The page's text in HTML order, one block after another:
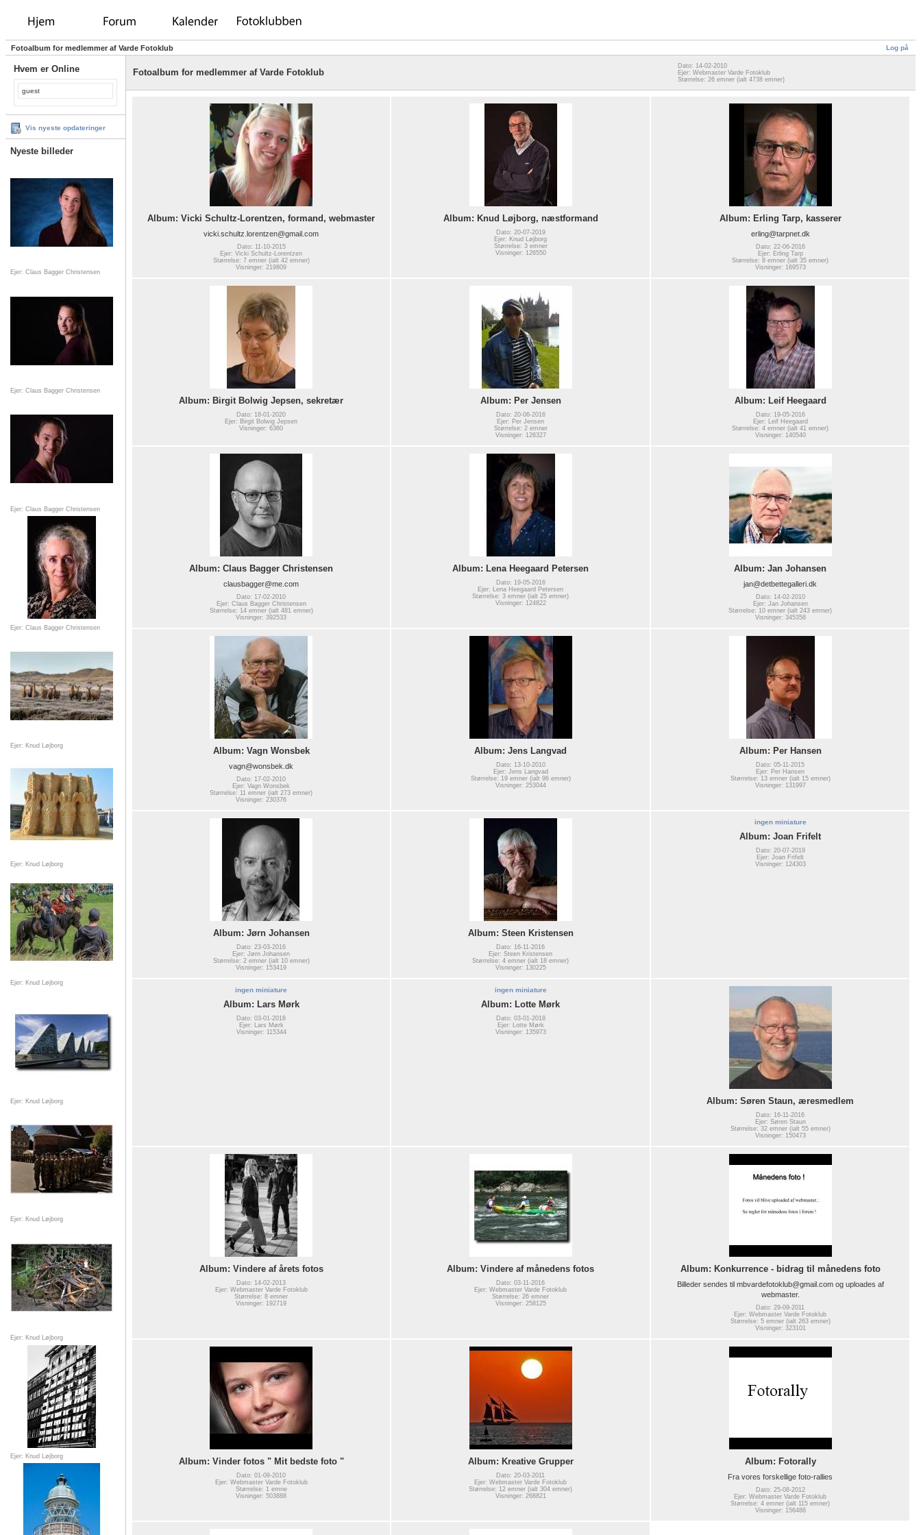
Log på
Fotoalbum for medlemmer af Varde Fotoklub
Hvem er Online
guest
Vis nyeste opdateringer
Nyeste billeder
Ejer: Claus Bagger Christensen
Ejer: Claus Bagger Christensen
Ejer: Claus Bagger Christensen
Ejer: Claus Bagger Christensen
Ejer: Knud Løjborg
Ejer: Knud Løjborg
Ejer: Knud Løjborg
Ejer: Knud Løjborg
Ejer: Knud Løjborg
Ejer: Knud Løjborg
Ejer: Knud Løjborg
Fotoalbum for medlemmer af Varde Fotoklub
Dato: 14-02-2010
Ejer: Webmaster Varde Fotoklub
Størrelse: 26 emner (ialt 4738 emner)
Album: Vicki Schultz-Lorentzen, formand, webmaster
vicki.schultz.lorentzen@gmail.com
Dato: 11-10-2015
Ejer: Vicki Schultz-Lorentzen
Størrelse: 7 emner (ialt 42 emner)
Visninger: 219809
Album: Knud Løjborg, næstformand
Dato: 20-07-2019
Ejer: Knud Løjborg
Størrelse: 3 emner
Visninger: 126550
Album: Erling Tarp, kasserer
erling@tarpnet.dk
Dato: 22-06-2016
Ejer: Erling Tarp
Størrelse: 8 emner (ialt 35 emner)
Visninger: 169573
Album: Birgit Bolwig Jepsen, sekretær
Dato: 18-01-2020
Ejer: Birgit Bolwig Jepsen
Visninger: 6360
Album: Per Jensen
Dato: 20-06-2016
Ejer: Per Jensen
Størrelse: 2 emner
Visninger: 126327
Album: Leif Heegaard
Dato: 19-05-2016
Ejer: Leif Heegaard
Størrelse: 4 emner (ialt 41 emner)
Visninger: 140540
Album: Claus Bagger Christensen
clausbagger@me.com
Dato: 17-02-2010
Ejer: Claus Bagger Christensen
Størrelse: 14 emner (ialt 481 emner)
Visninger: 392533
Album: Lena Heegaard Petersen
Dato: 19-05-2016
Ejer: Lena Heegaard Petersen
Størrelse: 3 emner (ialt 25 emner)
Visninger: 124822
Album: Jan Johansen
jan@detbettegalleri.dk
Dato: 14-02-2010
Ejer: Jan Johansen
Størrelse: 10 emner (ialt 243 emner)
Visninger: 345358
Album: Vagn Wonsbek
vagn@wonsbek.dk
Dato: 17-02-2010
Ejer: Vagn Wonsbek
Størrelse: 11 emner (ialt 273 emner)
Visninger: 230376
Album: Jens Langvad
Dato: 13-10-2010
Ejer: Jens Langvad
Størrelse: 19 emner (ialt 96 emner)
Visninger: 253044
Album: Per Hansen
Dato: 05-11-2015
Ejer: Per Hansen
Størrelse: 13 emner (ialt 15 emner)
Visninger: 131997
Album: Jørn Johansen
Dato: 23-03-2016
Ejer: Jørn Johansen
Størrelse: 2 emner (ialt 10 emner)
Visninger: 153419
Album: Steen Kristensen
Dato: 16-11-2016
Ejer: Steen Kristensen
Størrelse: 4 emner (ialt 18 emner)
Visninger: 130225
ingen miniature
Album: Joan Frifelt
Dato: 20-07-2019
Ejer: Joan Frifelt
Visninger: 124303
ingen miniature
Album: Lars Mørk
Dato: 03-01-2018
Ejer: Lars Mørk
Visninger: 115344
ingen miniature
Album: Lotte Mørk
Dato: 03-01-2018
Ejer: Lotte Mørk
Visninger: 135973
Album: Søren Staun, æresmedlem
Dato: 16-11-2016
Ejer: Søren Staun
Størrelse: 32 emner (ialt 55 emner)
Visninger: 150473
Album: Vindere af årets fotos
Dato: 14-02-2013
Ejer: Webmaster Varde Fotoklub
Størrelse: 8 emner
Visninger: 192719
Album: Vindere af månedens fotos
Dato: 03-11-2016
Ejer: Webmaster Varde Fotoklub
Størrelse: 26 emner
Visninger: 258125
Album: Konkurrence - bidrag til månedens foto
Billeder sendes til mbvardefotoklub@gmail.com og uploades af
webmaster.
Dato: 29-09-2011
Ejer: Webmaster Varde Fotoklub
Størrelse: 5 emner (ialt 263 emner)
Visninger: 323101
Album: Vinder fotos " Mit bedste foto "
Dato: 01-09-2010
Ejer: Webmaster Varde Fotoklub
Størrelse: 1 emne
Visninger: 503888
Album: Kreative Grupper
Dato: 20-03-2011
Ejer: Webmaster Varde Fotoklub
Størrelse: 12 emner (ialt 304 emner)
Visninger: 268821
Album: Fotorally
Fra vores forskellige foto-rallies
Dato: 25-08-2012
Ejer: Webmaster Varde Fotoklub
Størrelse: 4 emner (ialt 115 emner)
Visninger: 156488